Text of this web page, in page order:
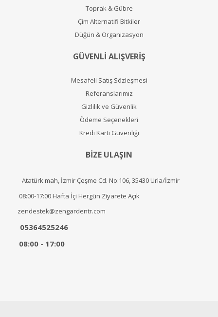
Toprak & Gübre
Çim Alternatifi Bitkiler
Düğün & Organizasyon
GÜVENLİ ALIŞVERİŞ
Mesafeli Satış Sözleşmesi
Referanslarımız
Gizlilik ve Güvenlik
Ödeme Seçenekleri
Kredi Kartı Güvenliği
BİZE ULAŞIN
Atatürk mah, İzmir Çeşme Cd. No:106, 35430 Urla/İzmir
08:00-17:00 Hafta İçi Hergün Ziyarete Açık
zendestek@zengardentr.com
05364525246
08:00 - 17:00